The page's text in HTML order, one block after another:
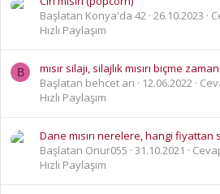
Başlatan Konya'da 42 26.10.2023
Hızlı Paylaşım
B
mısır silajı, silajlık mısırı biçme zamanı
Başlatan behcet arı
12.06.2022
Hızlı Paylaşım
Dane mısırı nerelere, hangi fiyattan
Başlatan Onur055 31.10.2021
Hızlı Paylaşım